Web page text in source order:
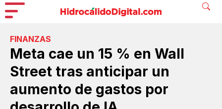
FINANZAS
Meta cae un 15 % en Wall
Street tras anticipar un
aumento de gastos por